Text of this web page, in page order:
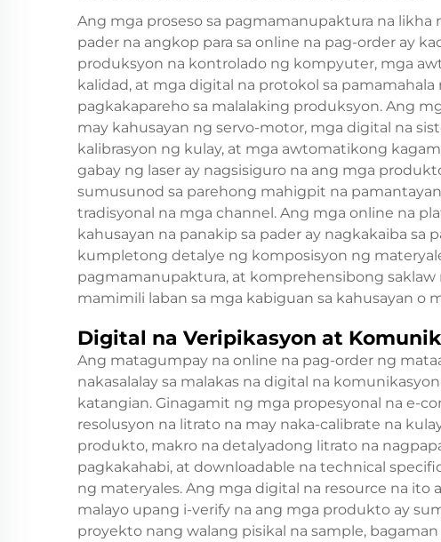
Ang mga proseso sa pagmamanupaktura na likha
pader na angkop para sa online na pag-order ay
produksyon na kontrolado ng kompyuter, mga
kalidad, at mga digital na protokol sa
pagkakapareho sa malalaking produksyon. Ang
may kahusayan ng servo-motor, mga digital na
kalibrasyon ng kulay, at mga awtomatikong
gabay ng laser ay nagsisiguro na ang mga
sumusunod sa parehong mahigpit na
tradisyonal na mga channel. Ang mga online na
kahusayan na panakip sa pader ay nagkakaiba sa
kumpletong detalye ng komposisyon ng
pagmamanupaktura, at komprehensibong
mamimili laban sa mga kabiguan sa kahusayan o
Digital na Veripikasyon at
Ang matagumpay na online na pag-order ng
nakasalalay sa malakas na digital na
katangian. Ginagamit ng mga propesyonal na e-
resolusyon na litrato na may naka-calibrate na
produkto, makro na detalyadong litrato na
pagkakahabi, at downloadable na technical
ng materyales. Ang mga digital na resource na ito
malayo upang i-verify na ang mga produkto ay
proyekto nang walang pisikal na sample,